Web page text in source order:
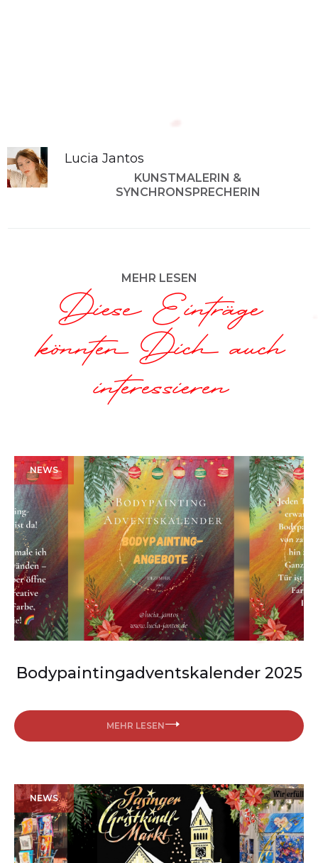
Lucia Jantos
KUNSTMALERIN &
SYNCHRONSPRECHERIN
MEHR LESEN
Diese Einträge
könnten Dich auch
interessieren
NEWS
Bodypaintingadventskalender 2025
MEHR LESEN
NEWS